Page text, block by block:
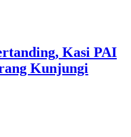
Kasi PAI
Kunjungi